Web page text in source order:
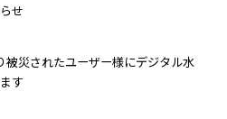
せ
被災されたユーザー様にデジタル水
す